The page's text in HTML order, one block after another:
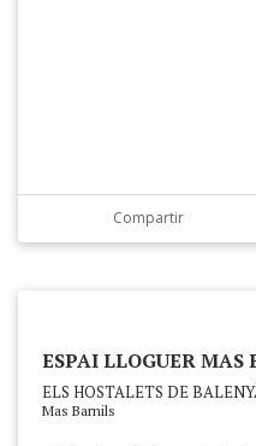
Compartir
ESPAI LLOGUER MAS
ELS HOSTALETS DE
Mas Barnils